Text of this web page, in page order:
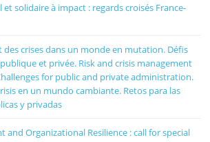
solidaire à impact : regards croisés France-
des crises dans un monde en mutation. Défis
et privée. Risk and crisis management
for public and private administration.
en un mundo cambiante. Retos para las
y privadas
and Organizational Resilience : call for special